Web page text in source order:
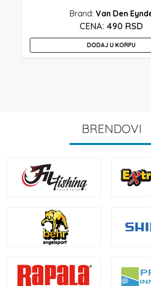
Van Den
490 RSD
DODAJ U KORPU
BRENDOVI